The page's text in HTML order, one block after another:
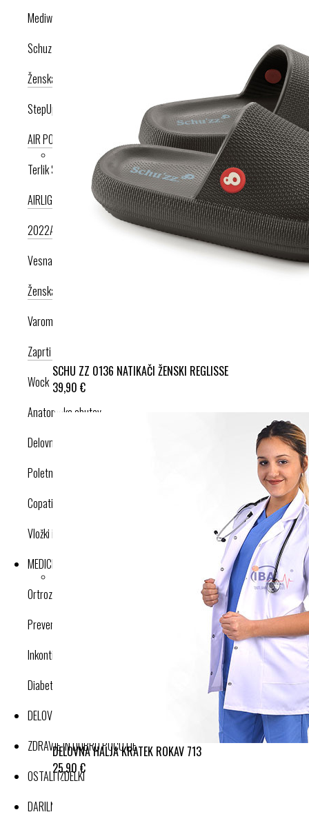
SCHU ZZ 0136 NATIKAČI ŽENSKI REGLISSE
39,90 €
DELOVNA HALJA KRATEK ROKAV 713
25,90 €
Mediwalk
Schuzz
Ženska kolekcija
StepUp
AIR PODPLAT
AIRLIGHT PODPLAT
Terlik Sabo
AIRLIGHT PODPLAT II. NOVIAIRLIGHT PODPLAT I. PRODUKT LETA
2022AIRLIGHT PODPLAT I. KRIŽNI PAŠČEKAIR PODPLAT
Vesna anatomic
Ženska kolekcija
Varomed
Zaprti modeli
Wock
Anatomska obutev
Delovna obutev s certifikatom
Poletna obutev
Copati
Vložki in dodatki
MEDICINSKI IZDELKI
Ortroze in opornice
Preventivne kompresijske nogavice
Inkontinenca
Diabetes
DELOVNA OBLAČILA
ZDRAVJE IN DOBRO POČUTJE
OSTALI IZDELKI
DARILNI BONI